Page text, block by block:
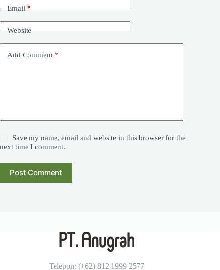
Email*
Website
Add Comment *
Save my name, email and website in this browser for the
next time I comment.
Post Comment
Telepon: (+62) 812 1999 2577